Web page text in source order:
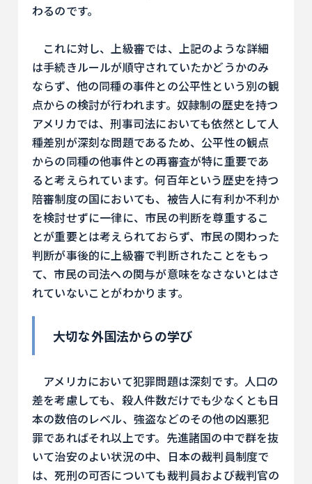
わるのです。
これに対し、上級審では、上記のような詳細
は手続きルールが順守されていたかどうかのみ
ならず、他の同種の事件との公平性という別の観
点からの検討が行われます。奴隷制の歴史を持つ
アメリカでは、刑事司法においても依然として人
種差別が深刻な問題であるため、公平性の観点
からの同種の他事件との再審査が特に重要であ
ると考えられています。何百年という歴史を持つ
陪審制度の国においても、被告人に有利か不利か
を検討せずに一律に、市民の判断を尊重するこ
とが重要とは考えられておらず、市民の関わった
判断が事後的に上級審で判断されたことをもっ
て、市民の司法への関与が意味をなさないとはさ
れていないことがわかります。
大切な外国法からの学び
アメリカにおいて犯罪問題は深刻です。人口の
差を考慮しても、殺人件数だけでも少なくとも日
本の数倍のレベル、強盗などのその他の凶悪犯
罪であればそれ以上です。先進諸国の中で群を抜
いて治安のよい状況の中、日本の裁判員制度で
は、死刑の可否についても裁判員および裁判官の